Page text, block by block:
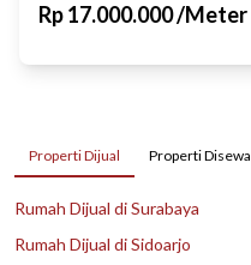
Rp17.000.000/Meter
Properti Dijual Properti Disewa
Rumah Dijual di Surabaya
Rumah Dijual di Sidoarjo